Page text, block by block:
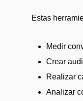
Estas
Medir
Crear
Realizar
Analizar